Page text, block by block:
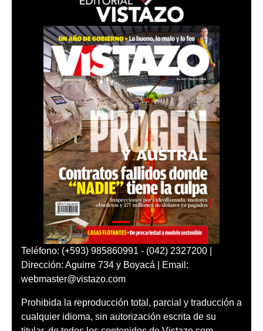
Teléfono: (+593) 985860991 - (042) 2327200 |
Dirección: Aguirre 734 y Boyacá | Email:
webmaster@vistazo.com
Prohibida la reproducción total, parcial y traducción a
cualquier idioma, sin autorización escrita de su